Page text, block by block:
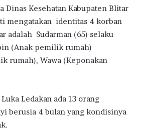
Dinas Kesehatan Kabupaten Blitar
mengatakan identitas 4 korban
adalah Sudarman (65) selaku
(Anak pemilik rumah)
rumah), Wawa (Keponakan
Ledakan ada 13 orang
berusia 4 bulan yang kondisinya